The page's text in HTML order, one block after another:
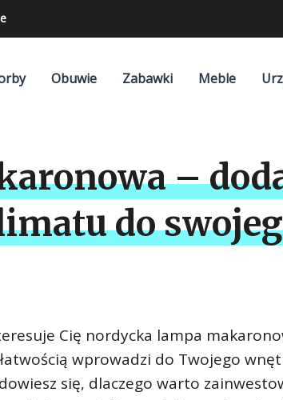
Obuwie Zabawki Meble
–
do
Cię nordycka lampa
wprowadzi do Twojego
się, dlaczego warto